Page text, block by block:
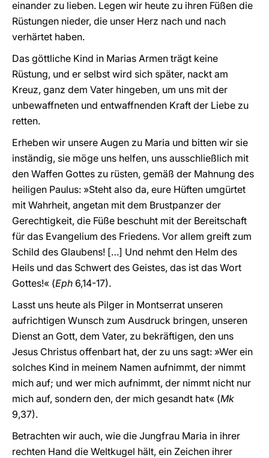
einander zu lieben. Legen wir heute zu ihren Füßen die
Rüstungen nieder, die unser Herz nach und nach
verhärtet haben.
Das göttliche Kind in Marias Armen trägt keine
Rüstung, und er selbst wird sich später, nackt am
Kreuz, ganz dem Vater hingeben, um uns mit der
unbewaffneten und entwaffnenden Kraft der Liebe zu
retten.
Erheben wir unsere Augen zu Maria und bitten wir sie
inständig, sie möge uns helfen, uns ausschließlich mit
den Waffen Gottes zu rüsten, gemäß der Mahnung des
heiligen Paulus: »Steht also da, eure Hüften umgürtet
mit Wahrheit, angetan mit dem Brustpanzer der
Gerechtigkeit, die Füße beschuht mit der Bereitschaft
für das Evangelium des Friedens. Vor allem greift zum
Schild des Glaubens! […] Und nehmt den Helm des
Heils und das Schwert des Geistes, das ist das Wort
Gottes!« (Eph 6,14-17).
Lasst uns heute als Pilger in Montserrat unseren
aufrichtigen Wunsch zum Ausdruck bringen, unseren
Dienst an Gott, dem Vater, zu bekräftigen, den uns
Jesus Christus offenbart hat, der zu uns sagt: »Wer ein
solches Kind in meinem Namen aufnimmt, der nimmt
mich auf; und wer mich aufnimmt, der nimmt nicht nur
mich auf, sondern den, der mich gesandt hat« (Mk
9,37).
Betrachten wir auch, wie die Jungfrau Maria in ihrer
rechten Hand die Weltkugel hält, ein Zeichen ihrer